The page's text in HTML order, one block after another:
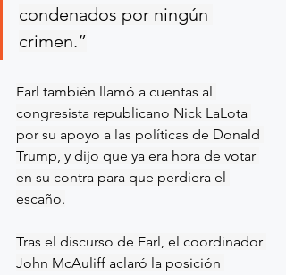
condenados por ningún
crimen.”
Earl también llamó a cuentas al
congresista republicano Nick LaLota
por su apoyo a las políticas de Donald
Trump, y dijo que ya era hora de votar
en su contra para que perdiera el
escaño.
Tras el discurso de Earl, el coordinador
John McAuliff aclaró la posición